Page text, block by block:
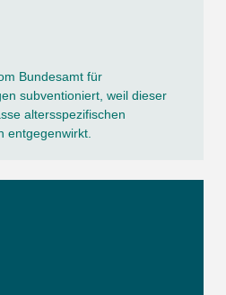
Bundesamt für
subventioniert, weil dieser
altersspezifischen
entgegenwirkt.